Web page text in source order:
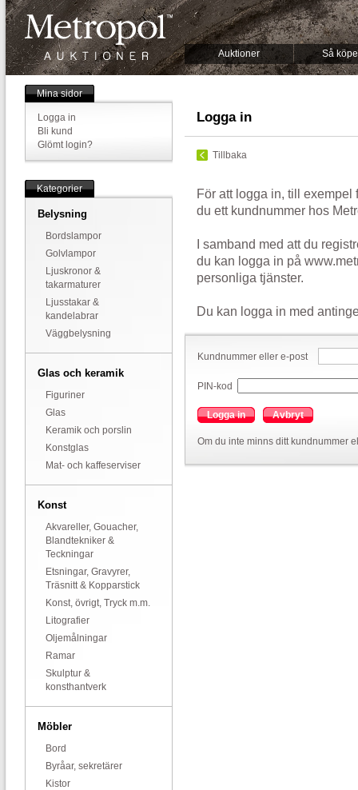
Auktioner Så
Mina sidor
Logga in
Bli kund
Glömt login?
Kategorier
Belysning
Bordslampor
Golvlampor
Ljuskronor &
takarmaturer
Ljusstakar &
kandelabrar
Väggbelysning
Glas och keramik
Figuriner
Glas
Keramik och porslin
Konstglas
Mat- och kaffeserviser
Konst
Akvareller, Gouacher,
Blandtekniker &
Teckningar
Etsningar, Gravyrer,
Träsnitt & Kopparstick
Konst, övrigt, Tryck m.m.
Litografier
Oljemålningar
Ramar
Skulptur &
konsthantverk
Möbler
Bord
Byråar, sekretärer
Kistor
Logga in
Tillbaka
För att logga in, till exempel
du ett kundnummer hos
I samband med att du
du kan logga in på
personliga tjänster.
Du kan logga in med
Kundnummer eller e-post
PIN-kod
Logga in Avbryt
Om du inte minns ditt kundnummer